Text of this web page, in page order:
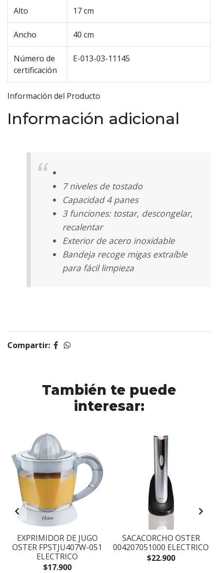
Alto 17 cm
Ancho 40 cm
Número de
certificación
E-013-03-11145
Información del Producto
Información adicional
7 niveles de tostado
Capacidad 4 panes
3 funciones: tostar, descongelar,
recalentar
Exterior de acero inoxidable
Bandeja recoge migas extraíble
para fácil limpieza
Compartir:
También te puede
interesar:
EXPRIMIDOR DE JUGO
OSTER FPSTJU407W-051
ELECTRICO
$17.900
SACACORCHO OSTER
004207051000 ELECTRICO
$22.900